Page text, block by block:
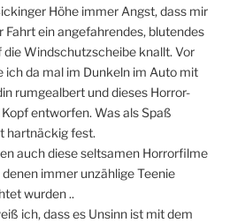
Höhe immer Angst, dass mir
Fahrt ein angefahrendes, blutendes
die Windschutzscheibe knallt. Vor
ich da mal im Dunkeln im Auto mit
rumgealbert und dieses Horror-
entworfen. Was als Spaß
hartnäckig fest.
auch diese seltsamen Horrorfilme
denen immer unzählige Teenie
wurden ..
ich, dass es Unsinn ist mit dem